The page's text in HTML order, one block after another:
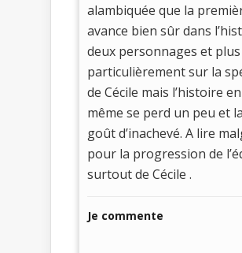
alambiquée que la
avance bien sûr dans
deux personnages et plus
particulièrement sur la
de Cécile mais l’histoire
même se perd un peu et
goût d’inachevé. A lire
pour la progression de
surtout de Cécile .
Je commente